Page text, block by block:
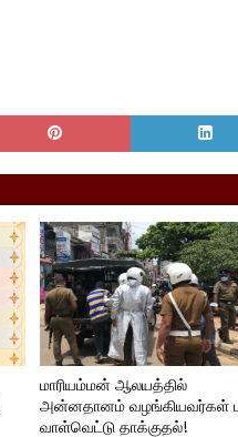
மாரியம்மன் ஆலயத்தில்
அன்னதானம் வழங்கியவர்கள்
வாள்வெட்டு தாக்குதல்!